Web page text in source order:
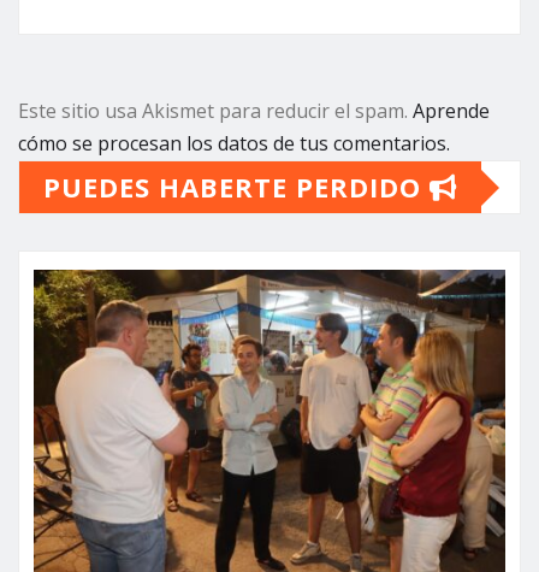
Este sitio usa Akismet para reducir el spam. Aprende
cómo se procesan los datos de tus comentarios.
PUEDES HABERTE PERDIDO